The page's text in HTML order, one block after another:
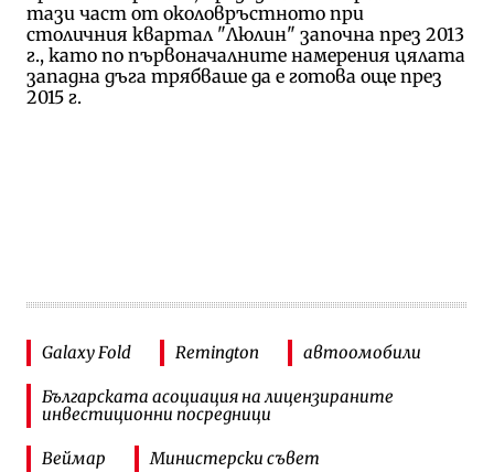
тази част от околовръстното при
столичния квартал "Люлин" започна през 2013
г., като по първоначалните намерения цялата
западна дъга трябваше да е готова още през
2015 г.
Galaxy Fold Remington автоомобили
Българската асоциация на лицензираните
инвестиционни посредници
Веймар Министерски съвет